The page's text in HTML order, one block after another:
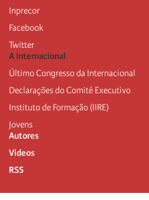
Inprecor
Facebook
Twitter
A Internacional
Último Congresso da Internacional
Declarações do Comité Executivo
Instituto de Formação (IIRE)
Jovens
Autores
Videos
RSS